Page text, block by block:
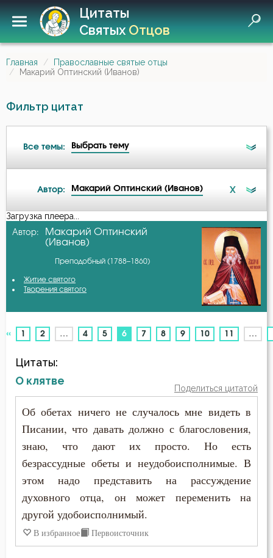
Цитаты
СвятыхОтцов
Главная
Православные святые отцы
Макарий Оптинский (Иванов)
Фильтр цитат
Все темы: Выбрать тему
Беседа
Бесы
Благодарность
Благодать
Богопознание
Болезнь
Борьба
Брак
Будущее
Автор: Макарий Оптинский (Иванов) X
А-я
Авва Дорофей
Авва Исайя (Скитский)
Авва Феона
Авва Филимон
Аврелий Августин
Амвросий Оптинский (Гренков)
Амфилохий Иконийский
Анастасий Синаит
Анатолий Оптинский (Зерцалов)
Загрузка плеера...
Автор:
Макарий Оптинский
(Иванов)
Преподобный (1788–1860)
Житие святого
Творения святого
« 1 2 … 4 5 6(current)
7 8 9 10 11 …
Цитаты:
О клятве
Поделиться цитатой
Об обетах ничего не случалось мне видеть в
Писании, что давать должно с благословения,
знаю, что дают их просто. Но есть
безрассудные обеты и неудобоисполнимые. В
этом надо представить на рассуждение
духовного отца, он может переменить на
другой удобоисполнимый.
В избранное Первоисточник